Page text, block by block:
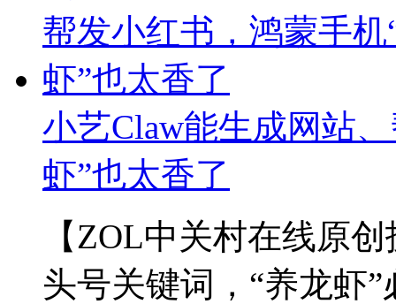
小艺Claw能生成网站
虾”也太香了
【ZOL中关村在线原
头号关键词，“养龙虾